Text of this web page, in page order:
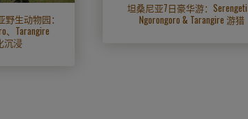
生动物园：
、Tarangire
沉浸
坦桑尼亚7日豪华游：Serengeti
Ngorongoro & Tarangire 游猎